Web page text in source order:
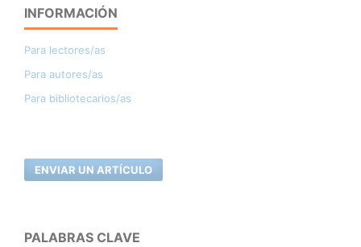
INFORMACIÓN
Para lectores/as
Para autores/as
Para bibliotecarios/as
ENVIAR UN ARTÍCULO
PALABRAS CLAVE